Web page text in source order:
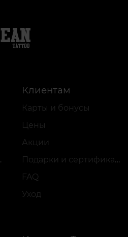
Клиентам
Карты и бонусы
Цены
Акции
Подарки и сертификаты
FAQ
Уход